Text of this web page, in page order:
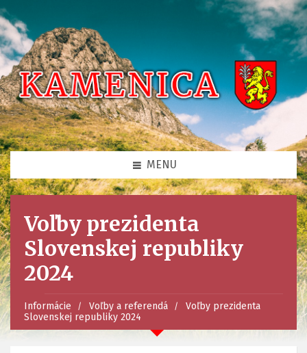
MENU
Voľby prezidenta
Slovenskej republiky
2024
Informácie Voľby a referendá
Voľby prezidenta
Slovenskej republiky 2024